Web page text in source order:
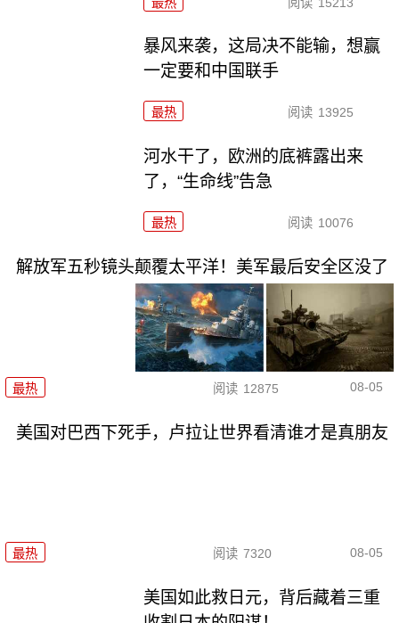
暴风来袭，这局决不能输，想赢
一定要和中国联手
最热 阅读 13925
河水干了，欧洲的底裤露出来
了，“生命线”告急
最热 阅读 10076
解放军五秒镜头颠覆太平洋！美军最后安全区没了
最热 阅读 12875 08-05
美国对巴西下死手，卢拉让世界看清谁才是真朋友
最热 阅读 7320 08-05
美国如此救日元，背后藏着三重